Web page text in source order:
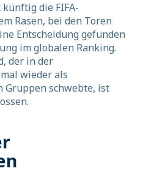
die FIFA-
Rasen, bei den Toren
Entscheidung gefunden
im globalen Ranking.
der in der
wieder als
Gruppen schwebte, ist